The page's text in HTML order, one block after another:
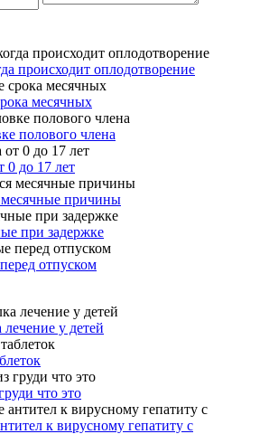
происходит оплодотворение
месячных
полового члена
0 до 17 лет
причины
при задержке
отпуском
у детей
что это
к вирусному гепатиту с